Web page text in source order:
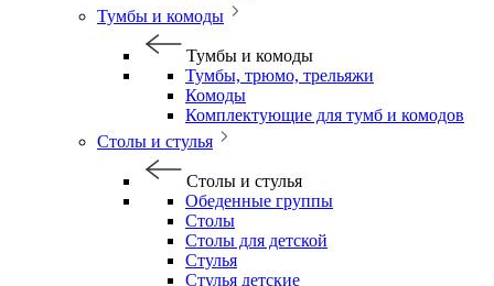
Тумбы и комоды
Тумбы и комоды
Тумбы, трюмо, трельяжи
Комоды
Комплектующие для тумб и комодов
Столы и стулья
Столы и стулья
Обеденные группы
Столы
Столы для детской
Стулья
Стулья детские